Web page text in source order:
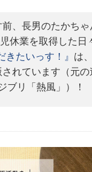
、長男のたかちゃ
休業を取得した日
きたいっす！』 は
れています（元
ブリ「熱風」）！